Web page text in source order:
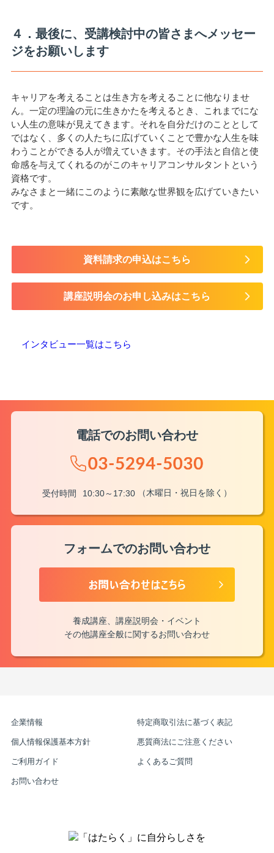
４．最後に、受講検討中の皆さまへメッセー
ジをお願いします
キャリアを考えることは生き方を考えることに他なりませ
ん。一定の理論の元に生きかたを考えるとき、これまでにな
い人生の意味が見えてきます。それを自分だけのこととして
ではなく、多くの人たちに広げていくことで豊かな人生を味
わうことができる人が増えていきます。その手法と自信と使
命感を与えてくれるのがこのキャリアコンサルタントという
資格です。
みなさまと一緒にこのように素敵な世界観を広げていきたい
です。
資料請求の申込はこちら
講座説明会のお申し込みはこちら
インタビュー一覧はこちら
電話でのお問い合わせ
受付時間 10:30～17:30 （木曜日・祝日を除く）
フォームでのお問い合わせ
養成講座、講座説明会・イベント
その他講座全般に関するお問い合わせ
企業情報 特定商取引法に基づく表記
個人情報保護基本方針 悪質商法にご注意ください
ご利用ガイド よくあるご質問
お問い合わせ